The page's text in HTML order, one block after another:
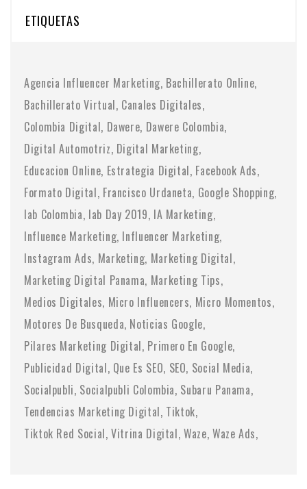
ETIQUETAS
Agencia Influencer Marketing Bachillerato Online
Bachillerato Virtual Canales Digitales
Colombia Digital Dawere Dawere Colombia
Digital Automotriz Digital Marketing
Educacion Online Estrategia Digital Facebook Ads
Formato Digital Francisco Urdaneta Google Shopping
Iab Colombia Iab Day 2019 IA Marketing
Influence Marketing Influencer Marketing
Instagram Ads Marketing Marketing Digital
Marketing Digital Panama Marketing Tips
Medios Digitales Micro Influencers Micro Momentos
Motores De Busqueda Noticias Google
Pilares Marketing Digital Primero En Google
Publicidad Digital Que Es SEO SEO Social Media
Socialpubli Socialpubli Colombia Subaru Panama
Tendencias Marketing Digital Tiktok
Tiktok Red Social Vitrina Digital Waze Waze Ads